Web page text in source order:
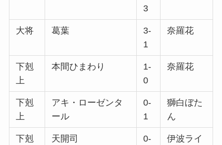
3
大将 葛葉
3-
1
奈羅花
下剋
上
本間ひまわり
1-
0
奈羅花
下剋
上
アキ・ローゼンタ
ール
0-
1
獅白ぼた
ん
下剋
天開司
0-
伊波ライ